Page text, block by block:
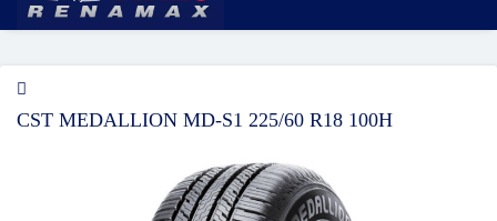
CST MEDALLION MD-S1 225/60 R18 100H